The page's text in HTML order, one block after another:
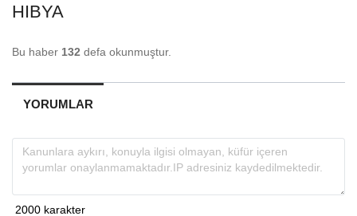
HIBYA
Bu haber 132 defa okunmuştur.
YORUMLAR